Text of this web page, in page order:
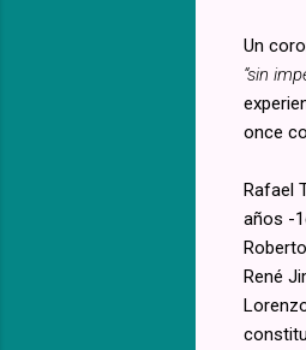
Un
“sin
once
Rafael
años -
René